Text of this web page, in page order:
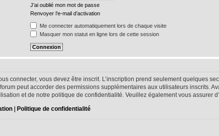
J’ai oublié mon mot de passe
Renvoyer l’e-mail d’activation
Me connecter automatiquement lors de chaque visite
Masquer mon statut en ligne lors de cette session
connecter, vous devez être inscrit. L’inscription prend seulement quelques
peut accorder des permissions supplémentaires aux utilisateurs inscrits.
et de notre politique de confidentialité. Veuillez également vous assurer
| Politique de confidentialité